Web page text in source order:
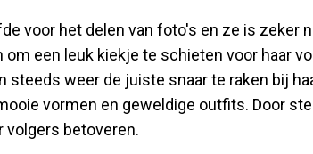
voor het delen van foto's en ze is zeker
een leuk kiekje te schieten voor haar
weer de juiste snaar te raken bij
vormen en geweldige outfits. Door
volgers betoveren.